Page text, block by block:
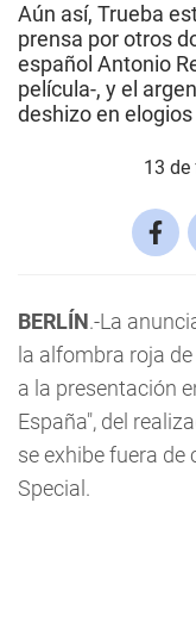
Aún así, Trueba
prensa por otros
español Antonio
película-, y el
deshizo en
13 de
BERLÍN.-La
la alfombra roja
a la presentación
España", del
se exhibe fuera de
Special.